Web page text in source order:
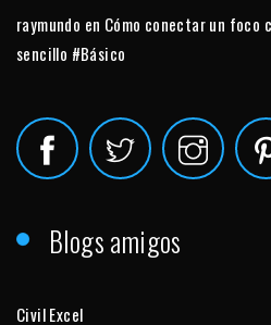
raymundo en Cómo conectar un foco
sencillo #Básico
Blogs amigos
Civil Excel